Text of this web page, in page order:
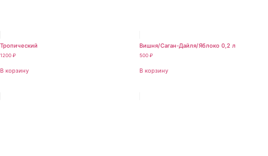
Тропический
1200 ₽
В корзину
Вишня/Саган-Дайля/Яблоко 0,2 л
500 ₽
В корзину